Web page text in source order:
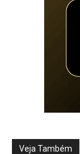
Veja Também